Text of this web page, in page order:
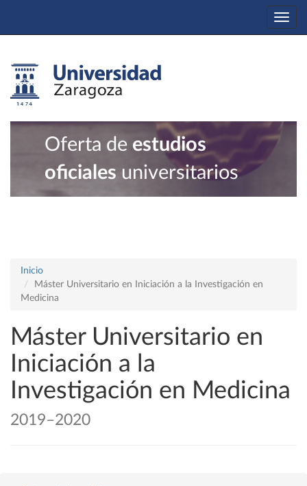
Oferta de estudios
oficiales universitarios
Inicio
Máster Universitario en Iniciación a la Investigación en
Medicina
Máster Universitario en
Iniciación a la
Investigación en Medicina
2019–2020